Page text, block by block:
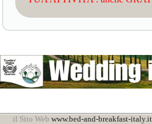
il Sito Web www.bed-and-breakfast-italy.it